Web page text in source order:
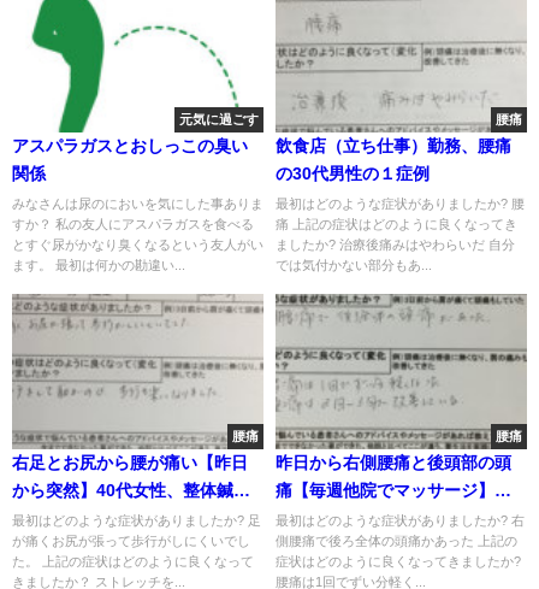
元気に過ごす
アスパラガスとおしっこの臭い
関係
みなさんは尿のにおいを気にした事ありま
すか？ 私の友人にアスパラガスを食べる
とすぐ尿がかなり臭くなるという友人がい
ます。 最初は何かの勘違い...
腰痛
飲食店（立ち仕事）勤務、腰痛
の30代男性の１症例
最初はどのような症状がありましたか? 腰
痛 上記の症状はどのように良くなってき
ましたか? 治療後痛みはやわらいだ 自分
では気付かない部分もあ...
腰痛
右足とお尻から腰が痛い【昨日
から突然】40代女性、整体鍼灸
治療で改善した1症例
最初はどのような症状がありましたか? 足
が痛くお尻が張って歩行がしにくいでし
た。 上記の症状はどのように良くなって
きましたか？ ストレッチを...
腰痛
昨日から右側腰痛と後頭部の頭
痛【毎週他院でマッサージ】改
善せず紹介で来院された女性の
症例
最初はどのような症状がありましたか? 右
側腰痛で後ろ全体の頭痛かあった 上記の
症状はどのように良くなってきましたか?
腰痛は1回でずい分軽く...